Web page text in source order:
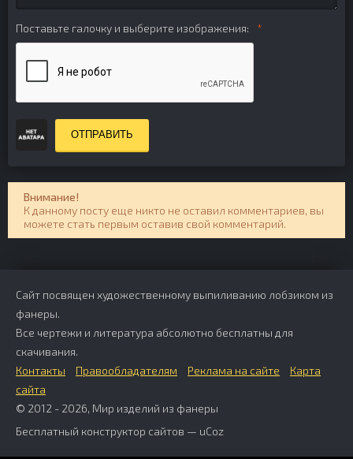
Поставьте галочку и выберите изображения:
ОТПРАВИТЬ
Внимание!
К данному посту еще никто не оставил комментариев, вы
можете стать первым оставив свой комментарий.
Сайт посвящен художественному выпиливанию лобзиком из
фанеры.
Все чертежи и литература абсолютно бесплатны для
скачивания.
Контакты
Правообладателям Реклама на сайте
Карта
сайта
© 2012 - 2026, Мир изделий из фанеры
Бесплатный конструктор сайтов — uCoz